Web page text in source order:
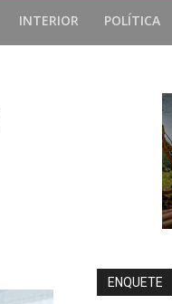
INTERIOR POLÍTICA
ENQUETE